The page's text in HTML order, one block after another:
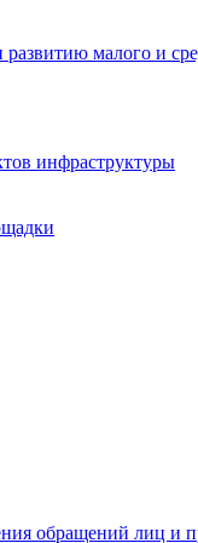
малого и
инфраструктуры
обращений лиц и